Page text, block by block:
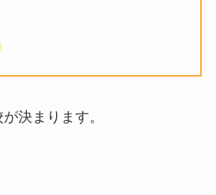
決まります。